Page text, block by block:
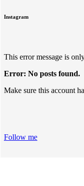
Instagram
This error message is
Error: No posts found.
Make sure this account
Follow me